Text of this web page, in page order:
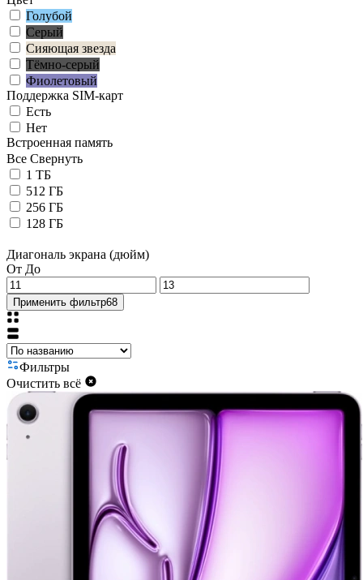
Голубой
Серый
Сияющая звезда
Тёмно-серый
Фиолетовый
Поддержка SIM-карт
Есть
Нет
Встроенная память
Все Свернуть
1 ТБ
512 ГБ
256 ГБ
128 ГБ
Диагональ экрана (дюйм)
От До
Применить фильтр68
Фильтры
Очистить всё